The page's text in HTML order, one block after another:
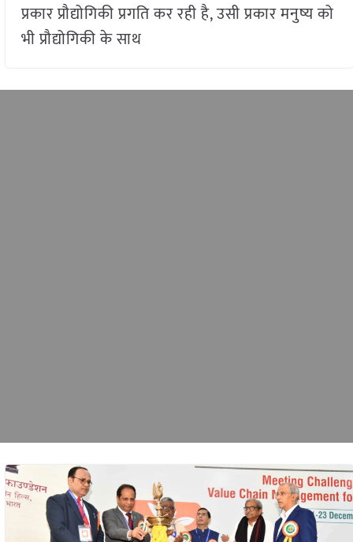
प्रकार प्रौद्योगिकी प्रगति कर रही है, उसी प्रकार मनुष्य को
भी प्रौद्योगिकी के साथ